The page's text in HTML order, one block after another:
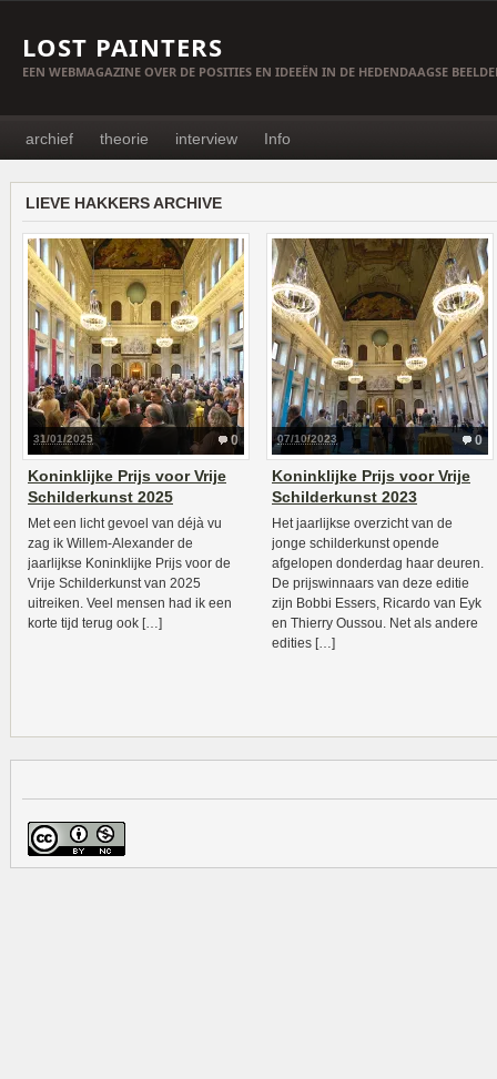
LOST PAINTERS
EEN WEBMAGAZINE OVER DE POSITIES EN IDEEËN IN DE HEDENDAAGSE
archief theorie interview Info
LIEVE HAKKERS ARCHIVE
0
31/01/2025
Koninklijke Prijs voor Vrije
Schilderkunst 2025
Met een licht gevoel van déjà vu
zag ik Willem-Alexander de
jaarlijkse Koninklijke Prijs voor de
Vrije Schilderkunst van 2025
uitreiken. Veel mensen had ik een
korte tijd terug ook […]
0
07/10/2023
Koninklijke Prijs voor Vrije
Schilderkunst 2023
Het jaarlijkse overzicht van de
jonge schilderkunst opende
afgelopen donderdag haar deuren.
De prijswinnaars van deze editie
zijn Bobbi Essers, Ricardo van Eyk
en Thierry Oussou. Net als andere
edities […]